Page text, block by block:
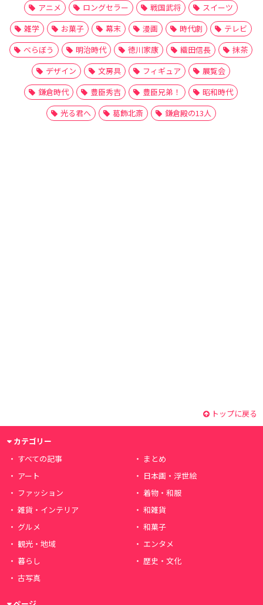
アニメ
ロングセラー 戦国武将
スイーツ
雑学
お菓子 幕末 漫画 時代劇
テレビ
べらぼう
明治時代 徳川家康 織田信長
抹茶
デザイン
文房具 フィギュア
展覧会
鎌倉時代
豊臣秀吉 豊臣兄弟！
昭和時代
光る君へ
葛飾北斎 鎌倉殿の13人
トップに戻る
カテゴリー
すべての記事
まとめ
アート
日本画・浮世絵
ファッション
着物・和服
雑貨・インテリア
和雑貨
グルメ
和菓子
観光・地域
エンタメ
暮らし
歴史・文化
古写真